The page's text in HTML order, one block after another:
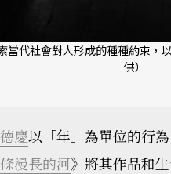
當代社會對人形成的種種約束
供）
慶以「年」為單位的行
漫長的河》將其作品和